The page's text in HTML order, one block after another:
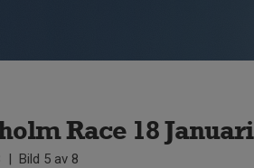
Race 18 Januari
| Bild 5 av 8